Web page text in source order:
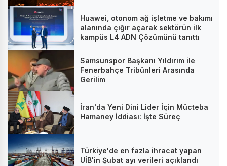
Huawei, otonom ağ işletme ve bakımı
alanında çığır açarak sektörün ilk
kampüs L4 ADN Çözümünü tanıttı
Samsunspor Başkanı Yıldırım ile
Fenerbahçe Tribünleri Arasında
Gerilim
İran'da Yeni Dini Lider İçin Mücteba
Hamaney İddiası: İşte Süreç
Türkiye'de en fazla ihracat yapan
UİB'in Şubat ayı verileri açıklandı